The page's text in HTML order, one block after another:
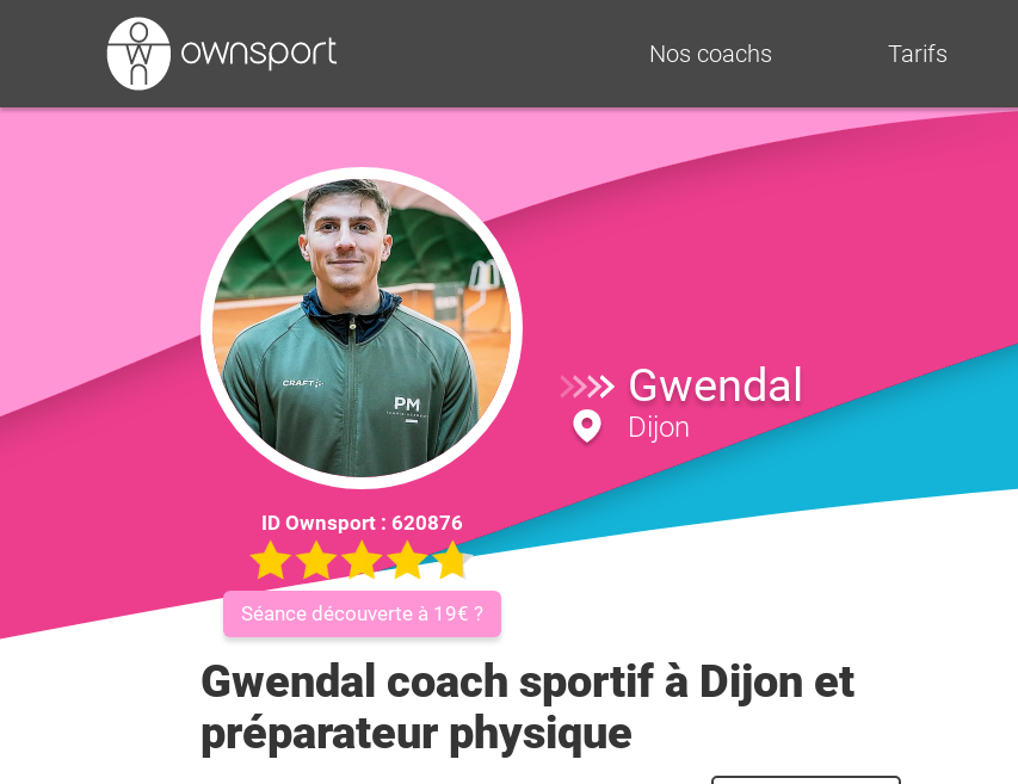
Nos coachs Tarifs
ID Ownsport : 620876
Séance découverte à 19€ ?
Gwendal
Dijon
Gwendal coach sportif à Dijon et
préparateur physique